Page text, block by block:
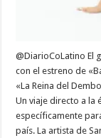
@DiarioCoLatino El
con el estreno de
«La Reina del
Un viaje directo a la
específicamente
país. La artista de